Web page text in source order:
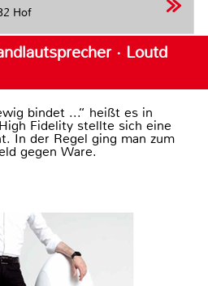
Hof
· Loutd
bindet ...“ heißt es in
Fidelity stellte sich eine
In der Regel ging man zum
gegen Ware.